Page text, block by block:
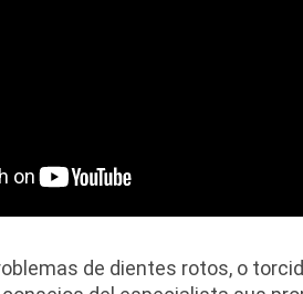
de dientes rotos, o